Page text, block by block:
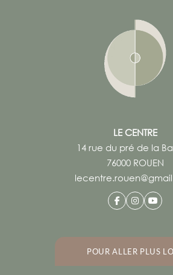
Mardi, 19:30 - 20:30
Mercredi, 08:30 - 09:30
Mercredi, 18:00 - 19:00
Mercredi, 19:30 - 20:30
GYM Posturale
Jeudi, 09:30 - 10:30
LE CENTRE
14 rue du pré de la
76000 ROUEN
POUR ALLER PLUS